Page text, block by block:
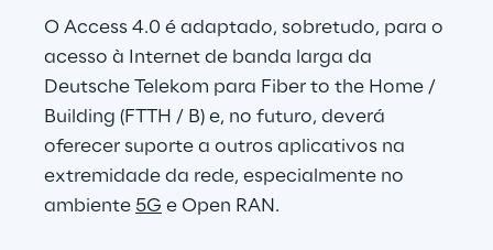
O Access 4.0 é adaptado, sobretudo, para o
acesso à Internet de banda larga da
Deutsche Telekom para Fiber to the Home /
Building (FTTH / B) e, no futuro, deverá
oferecer suporte a outros aplicativos na
extremidade da rede, especialmente no
ambiente 5G e Open RAN.